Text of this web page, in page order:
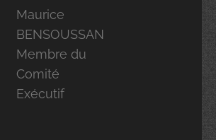
Maurice
BENSOUSSAN
Membre du
Comité
Exécutif